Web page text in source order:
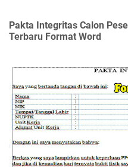
Pakta Integritas Calon
Terbaru Format Word